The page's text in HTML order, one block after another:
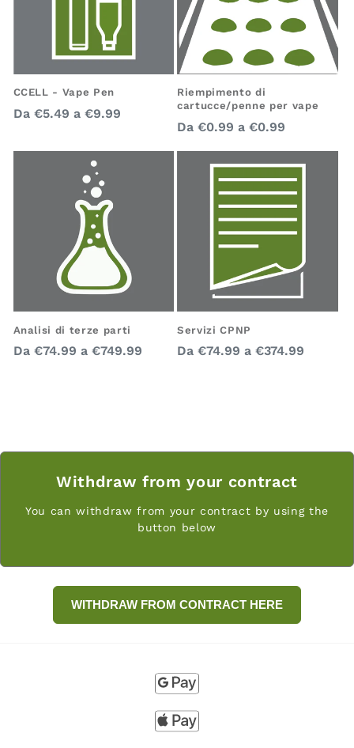
CCELL - Vape Pen
Prezzo
Da €5.49 a €9.99
Riempimento di
cartucce/penne per vape
Prezzo
Da €0.99 a €0.99
Analisi di terze parti
Prezzo
Da €74.99 a €749.99
Servizi CPNP
Prezzo
Da €74.99 a €374.99
Withdraw from your contract
You can withdraw from your contract by using the
button below